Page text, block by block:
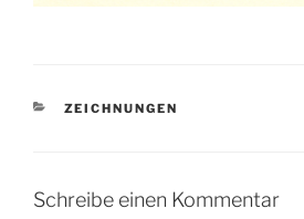
KATEGORIEN
ZEICHNUNGEN
Schreibe einen Kommentar